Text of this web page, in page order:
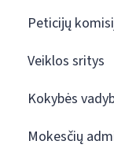
Peticijų
Veiklos sritys
Kokybės
Mokesčių